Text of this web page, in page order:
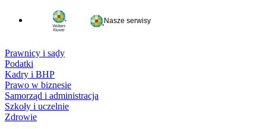
Nasze serwisy
Prawnicy i sądy
Podatki
Kadry i BHP
Prawo w biznesie
Samorząd i administracja
Szkoły i uczelnie
Zdrowie